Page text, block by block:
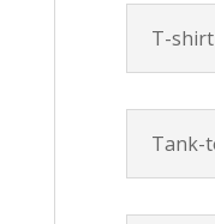
T-
Tank-